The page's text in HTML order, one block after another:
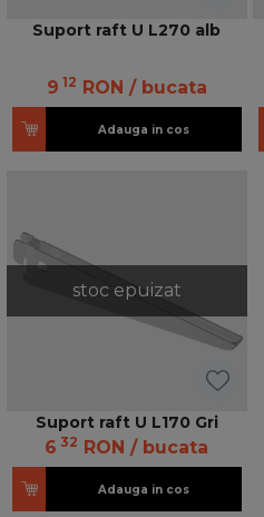
Suport raft U L270 alb
9 12 RON / bucata
Adauga in cos
stoc epuizat
Suport raft U L170 Gri
6 32 RON / bucata
Adauga in cos